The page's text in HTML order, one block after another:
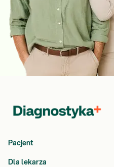
Pacjent
Dla lekarza